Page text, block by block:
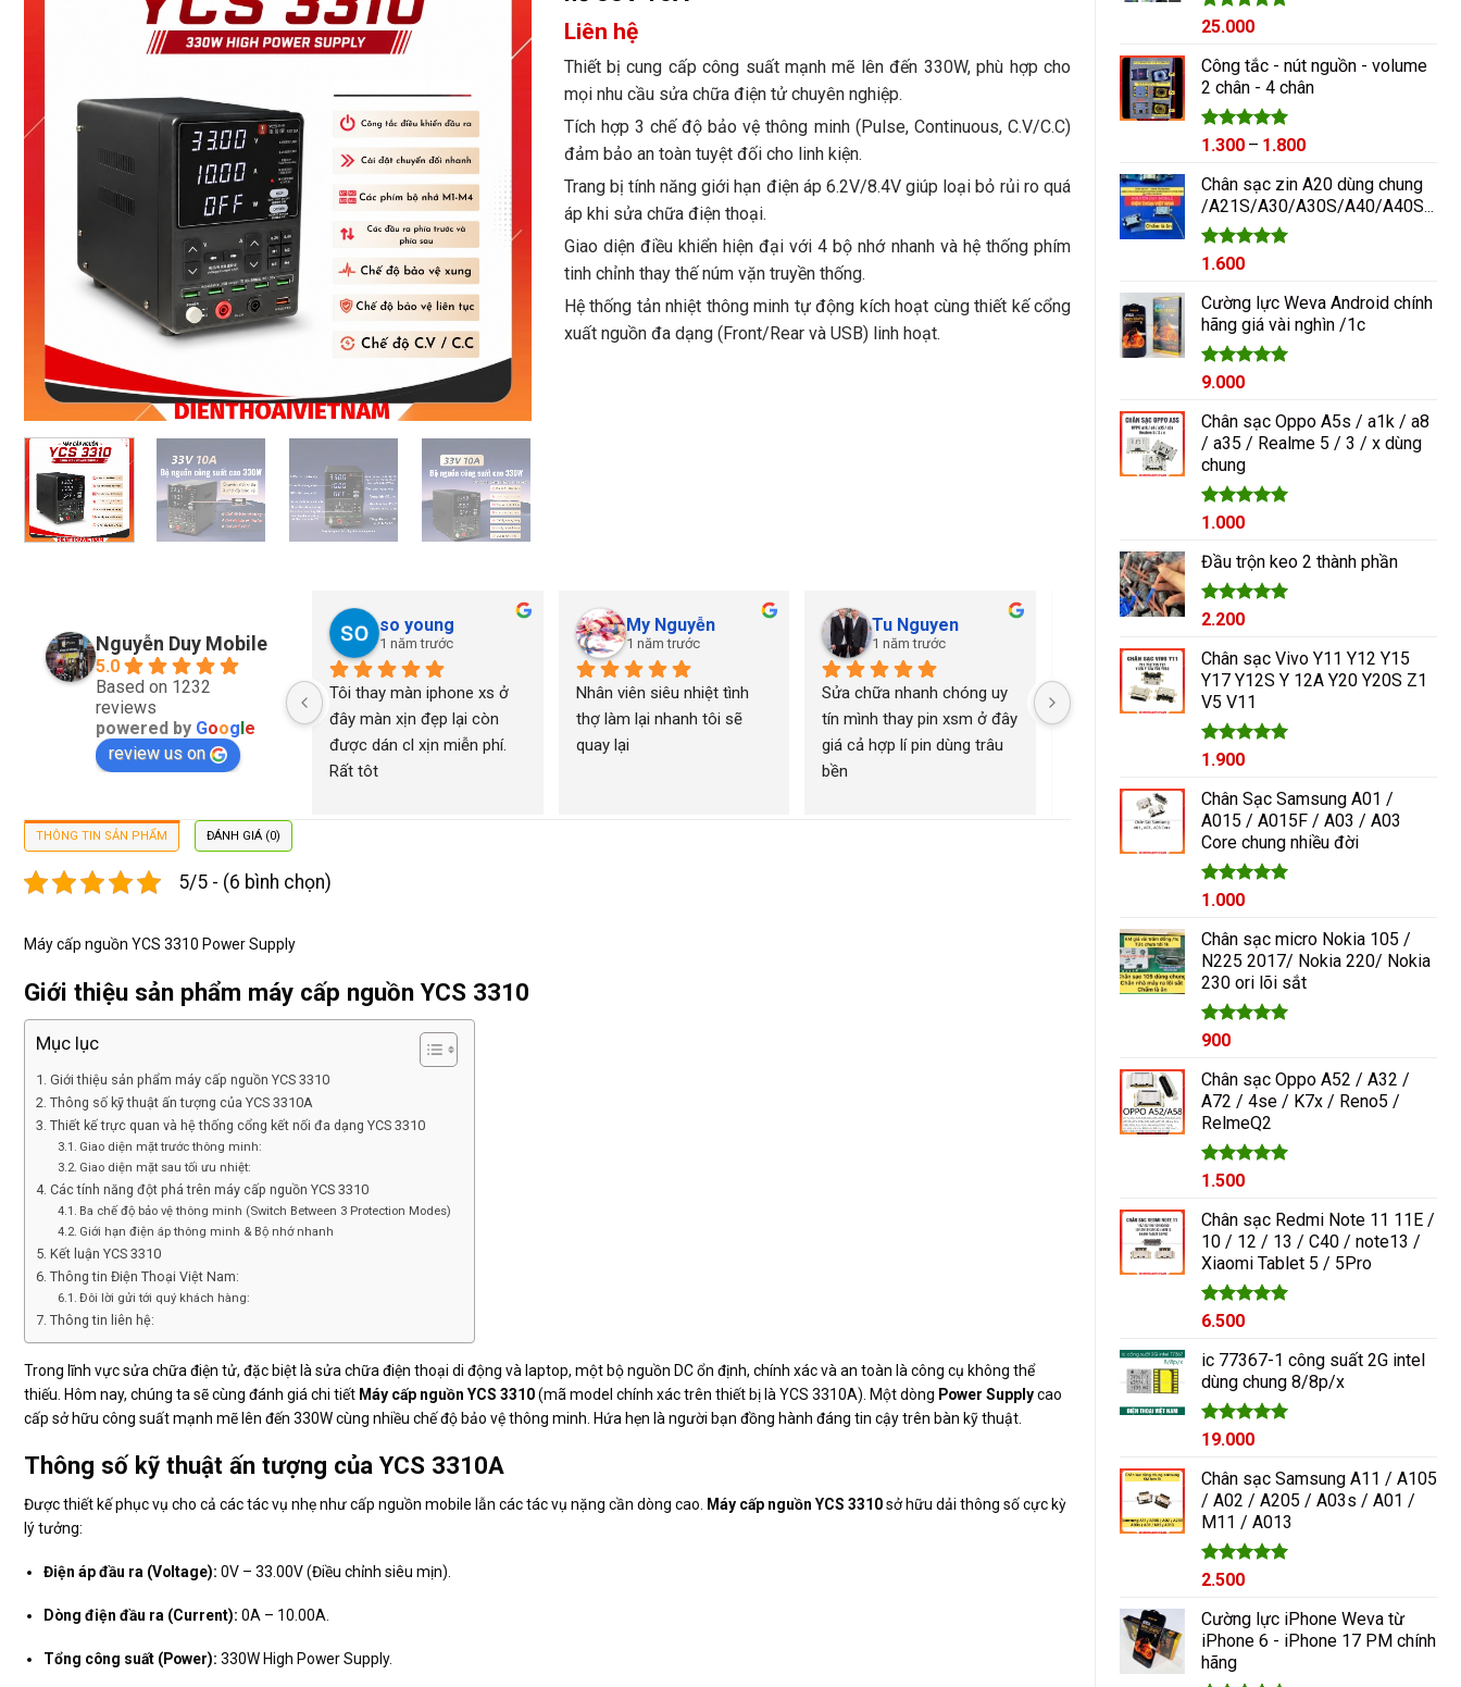
Được xếp
5 sao
25.000
Công tắc - nút nguồn - volume
2 chân - 4 chân
Được xếp
5 sao
1.300 – 1.800Khoảng
từ
1.300₫
Chân sạc zin A20 dùng chung
/A21S/A30/A30S/A40/A40S/A50/A60/A70/M10/M20
Được xếp
5 sao
1.600
Cường lực Weva Android chính
hãng giá vài nghìn /1c
Được xếp
5 sao
9.000
Chân sạc Oppo A5s / a1k / a8
/ a35 / Realme 5 / 3 / x dùng
chung
Được xếp
5 sao
1.000
Đầu trộn keo 2 thành phần
Được xếp
5 sao
2.200
Chân sạc Vivo Y11 Y12 Y15
Y17 Y12S Y 12A Y20 Y20S Z1
V5 V11
Được xếp
5 sao
1.900
Chân Sạc Samsung A01 /
A015 / A015F / A03 / A03
Core chung nhiều đời
Được xếp
5 sao
Giá
là:
1.200₫.
1.000Giá
tại
là:
1.000₫.
Chân sạc micro Nokia 105 /
N225 2017/ Nokia 220/ Nokia
230 ori lõi sắt
Được xếp
5 sao
900
Chân sạc Oppo A52 / A32 /
A72 / 4se / K7x / Reno5 /
RelmeQ2
Được xếp
5 sao
1.500
Chân sạc Redmi Note 11 11E /
10 / 12 / 13 / C40 / note13 /
Xiaomi Tablet 5 / 5Pro
Được xếp
5 sao
6.500
ic 77367-1 công suất 2G intel
dùng chung 8/8p/x
Được xếp
5 sao
19.000
Chân sạc Samsung A11 / A105
/ A02 / A205 / A03s / A01 /
M11 / A013
Được xếp
5 sao
2.500
Cường lực iPhone Weva từ
iPhone 6 - iPhone 17 PM chính
hãng
Liên hệ
Thiết bị cung cấp công suất mạnh mẽ lên đến 330W, phù hợp cho
mọi nhu cầu sửa chữa điện tử chuyên nghiệp.
Tích hợp 3 chế độ bảo vệ thông minh (Pulse, Continuous, C.V/C.C)
đảm bảo an toàn tuyệt đối cho linh kiện.
Trang bị tính năng giới hạn điện áp 6.2V/8.4V giúp loại bỏ rủi ro quá
áp khi sửa chữa điện thoại.
Giao diện điều khiển hiện đại với 4 bộ nhớ nhanh và hệ thống phím
tinh chỉnh thay thế núm vặn truyền thống.
Hệ thống tản nhiệt thông minh tự động kích hoạt cùng thiết kế cổng
xuất nguồn đa dạng (Front/Rear và USB) linh hoạt.
Nguyễn Duy Mobile
5.0
Based on 1232
reviews
powered by Google
review us on
so young
1 năm trước
Tôi thay màn iphone xs ở
đây màn xịn đẹp lại còn
được dán cl xịn miễn phí.
Rất tôt
My Nguyễn
1 năm trước
Nhân viên siêu nhiệt tình
thợ làm lại nhanh tôi sẽ
quay lại
Tu Nguyen
1 năm trước
Sửa chữa nhanh chóng uy
tín mình thay pin xsm ở đây
giá cả hợp lí pin dùng trâu
bền
Nguyễn Duy sửa chữa rất
tốt giá hợp lí rẻ so với mặt
Có con máy 8pl nát
THÔNG TIN SẢN PHẨM ĐÁNH GIÁ (0)
5/5 - (6 bình chọn)
Máy cấp nguồn YCS 3310 Power Supply
Giới thiệu sản phẩm máy cấp nguồn YCS 3310
Mục lục
Giới thiệu sản phẩm máy cấp nguồn YCS 3310
Thông số kỹ thuật ấn tượng của YCS 3310A
Thiết kế trực quan và hệ thống cổng kết nối đa dạng YCS 3310
Giao diện mặt trước thông minh:
Giao diện mặt sau tối ưu nhiệt:
Các tính năng đột phá trên máy cấp nguồn YCS 3310
Ba chế độ bảo vệ thông minh (Switch Between 3 Protection Modes)
Giới hạn điện áp thông minh & Bộ nhớ nhanh
Kết luận YCS 3310
Thông tin Điện Thoại Việt Nam:
Đôi lời gửi tới quý khách hàng:
Thông tin liên hệ:
Trong lĩnh vực sửa chữa điện tử, đặc biệt là sửa chữa điện thoại di động và laptop, một bộ nguồn DC ổn định, chính xác và an toàn là công cụ không thể
thiếu. Hôm nay, chúng ta sẽ cùng đánh giá chi tiết Máy cấp nguồn YCS 3310(mã model chính xác trên thiết bị là YCS 3310A). Một dòng Power Supplycao
cấp sở hữu công suất mạnh mẽ lên đến 330W cùng nhiều chế độ bảo vệ thông minh. Hứa hẹn là người bạn đồng hành đáng tin cậy trên bàn kỹ thuật.
Thông số kỹ thuật ấn tượng của YCS 3310A
Được thiết kế phục vụ cho cả các tác vụ nhẹ như cấp nguồn mobile lẫn các tác vụ nặng cần dòng cao. Máy cấp nguồn YCS 3310sở hữu dải thông số cực kỳ
lý tưởng:
Điện áp đầu ra (Voltage): 0V – 33.00V (Điều chỉnh siêu mịn).
Dòng điện đầu ra (Current): 0A – 10.00A.
Tổng công suất (Power): 330W High Power Supply.